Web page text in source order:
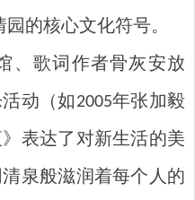
的核心文化符号‌。
、歌词作者骨灰安放
动（如2005年张加毅
表达了对新生活的美
泉般滋润着每个人的